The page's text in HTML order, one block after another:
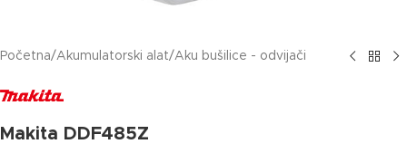
Početna/Akumulatorski alat/Aku bušilice - odvijači
Makita DDF485Z